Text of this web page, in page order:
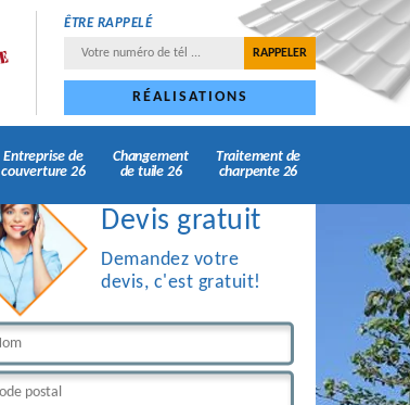
ÊTRE RAPPELÉ
RÉALISATIONS
Entreprise de
couverture 26
Changement
de tuile 26
Traitement de
charpente 26
Devis gratuit
Demandez votre
devis, c'est gratuit!